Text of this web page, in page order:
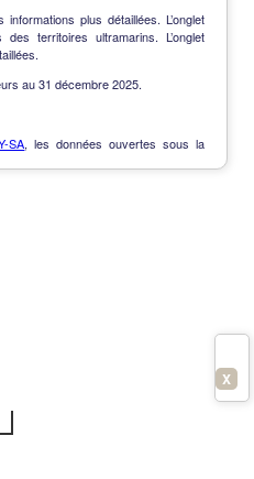
plus détaillées. L’onglet
territoires ultramarins. L’onglet
au 31 décembre 2025.
SA, les données ouvertes sous la
X